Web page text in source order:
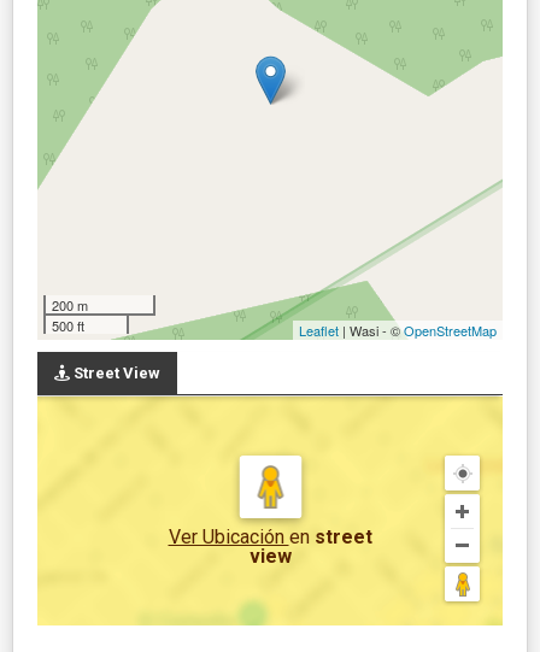
200 m
500 ft
Leaflet | Wasi - ©OpenStreetMap
Street View
Ver Ubicación en street
view